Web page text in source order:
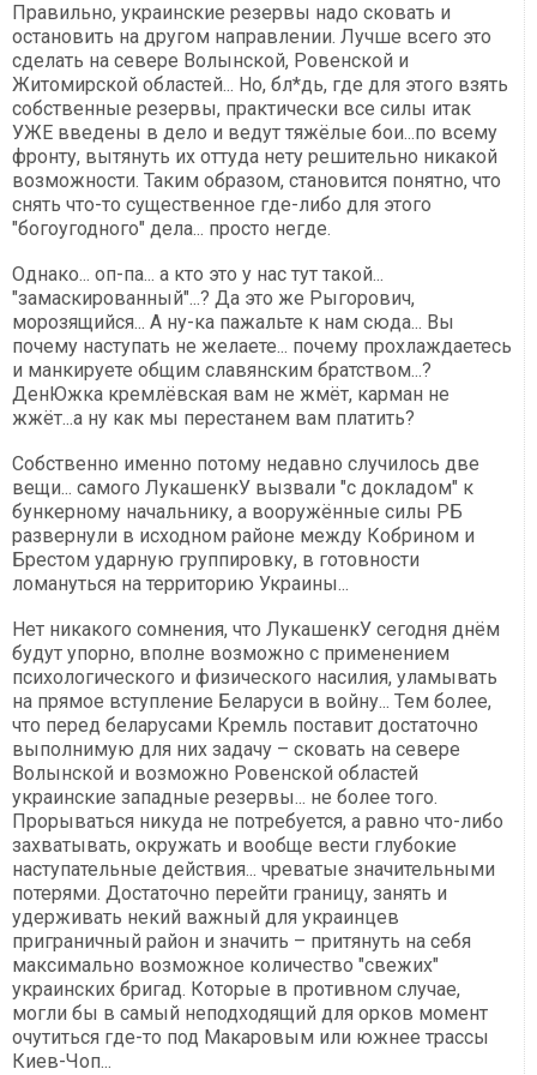
Правильно, украинские резервы надо сковать и
остановить на другом направлении. Лучше всего это
сделать на севере Волынской, Ровенской и
Житомирской областей... Но, бл*дь, где для этого взять
собственные резервы, практически все силы итак
УЖЕ введены в дело и ведут тяжёлые бои...по всему
фронту, вытянуть их оттуда нету решительно никакой
возможности. Таким образом, становится понятно, что
снять что-то существенное где-либо для этого
"богоугодного" дела... просто негде.
Однако... оп-па... а кто это у нас тут такой...
"замаскированный"...? Да это же Рыгорович,
морозящийся... А ну-ка пажальте к нам сюда... Вы
почему наступать не желаете... почему прохлаждаетесь
и манкируете общим славянским братством...?
ДенЮжка кремлёвская вам не жмёт, карман не
жжёт...а ну как мы перестанем вам платить?
Собственно именно потому недавно случилось две
вещи... самого ЛукашенкУ вызвали "с докладом" к
бункерному начальнику, а вооружённые силы РБ
развернули в исходном районе между Кобрином и
Брестом ударную группировку, в готовности
ломануться на территорию Украины...
Нет никакого сомнения, что ЛукашенкУ сегодня днём
будут упорно, вполне возможно с применением
психологического и физического насилия, уламывать
на прямое вступление Беларуси в войну... Тем более,
что перед беларусами Кремль поставит достаточно
выполнимую для них задачу – сковать на севере
Волынской и возможно Ровенской областей
украинские западные резервы... не более того.
Прорываться никуда не потребуется, а равно что-либо
захватывать, окружать и вообще вести глубокие
наступательные действия... чреватые значительными
потерями. Достаточно перейти границу, занять и
удерживать некий важный для украинцев
приграничный район и значить – притянуть на себя
максимально возможное количество "свежих"
украинских бригад. Которые в противном случае,
могли бы в самый неподходящий для орков момент
очутиться где-то под Макаровым или южнее трассы
Киев-Чоп...